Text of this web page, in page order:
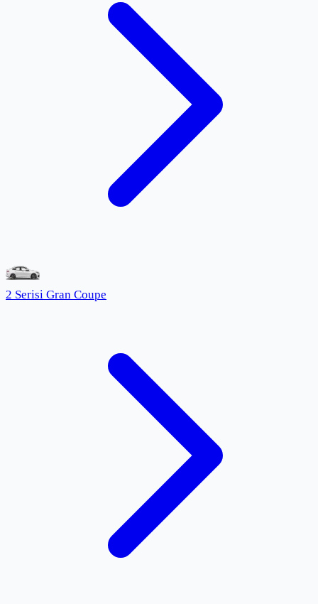
2 Serisi Gran Coupe